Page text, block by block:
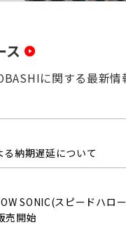
ス
に関する最新情
納期遅延について
SONIC(スピードハロ
売開始